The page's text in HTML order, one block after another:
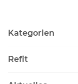
Kategorien
Refit